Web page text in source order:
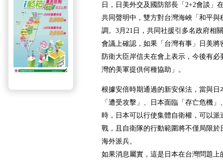
日，日美外交及國防部長「2+2會談」
共同聲明中，雙方對台灣海峽「和平
調。3月21日，共同社援引多名政府相
會議上確認，如果「台灣有事」日美
防衛大臣岸信夫在會上表示，今後有
灣的美軍提供何種協助」。
根據安倍時期通過的新安保法，當與
「遭受攻擊」、日本面臨「存亡危機
時，日本可以行使集體自衛權，可以
戰，且自衛隊的行動範圍將不僅局限
海外派兵。
如果消息屬實，這是日本在台灣問題